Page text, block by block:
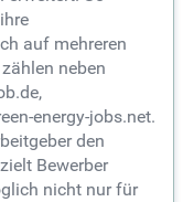
auf mehreren
neben
energy-jobs.net.
den
Bewerber
nicht nur für